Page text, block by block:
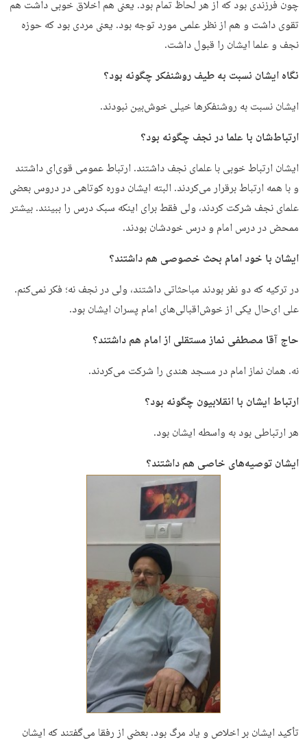
چون فرزندی بود که از هر لحاظ تمام بود. یعنی هم اخلاق خوبی داشت هم
تقوی داشت و هم از نظر علمی مورد توجه بود. یعنی مردی بود که حوزه
نجف و علما ایشان را قبول داشت.
نگاه ایشان نسبت به طیف روشنفکر چگونه بود؟
ایشان نسبت به روشنفکرها خیلی خوش‌بین نبودند.
ارتباط‌شان با علما در نجف چگونه بود؟
ایشان ارتباط خوبی با علمای نجف داشتند. ارتباط عمومی قوی‌ای داشتند
و با همه ارتباط برقرار می‌کردند. البته ایشان دوره کوتاهی در دروس بعضی
علمای نجف شرکت کردند، ولی فقط برای اینکه سبک درس را ببینند. بیشتر
ممحض در درس امام و درس خودشان بودند.
ایشان با خود امام بحث خصوصی هم داشتند؟
در ترکیه که دو نفر بودند مباحثاتی داشتند، ولی در نجف نه؛ فکر نمی‌کنم.
علی ای‌حال یکی از خوش‌اقبالی‌های امام پسران ایشان بود.
حاج آقا مصطفی نماز مستقلی از امام هم داشتند؟
نه. همان نماز امام در مسجد هندی را شرکت می‌کردند.
ارتباط ایشان با انقلابیون چگونه بود؟
هر ارتباطی بود به واسطه ایشان بود.
ایشان توصیه‌های خاصی هم داشتند؟
تأکید ایشان بر اخلاص و یاد مرگ بود. بعضی از رفقا می‌گفتند که ایشان